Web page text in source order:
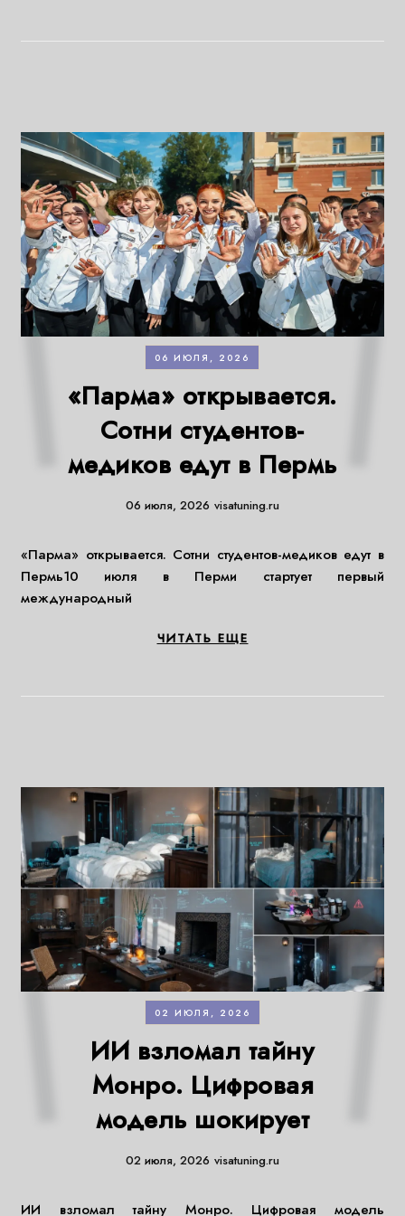
06 ИЮЛЯ, 2026
«Парма» открывается.
Сотни студентов-
медиков едут в Пермь
06 июля, 2026 visatuning.ru
«Парма» открывается. Сотни студентов-медиков едут в
Пермь10 июля в Перми стартует первый
международный
ЧИТАТЬ ЕЩЕ
02 ИЮЛЯ, 2026
ИИ взломал тайну
Монро. Цифровая
модель шокирует
02 июля, 2026 visatuning.ru
ИИ взломал тайну Монро. Цифровая модель